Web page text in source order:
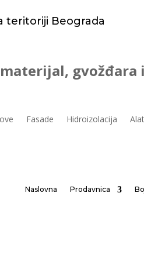
teritoriji Beograda
gvožđara i
Fasade Hidroizolacija
Naslovna Prodavnica